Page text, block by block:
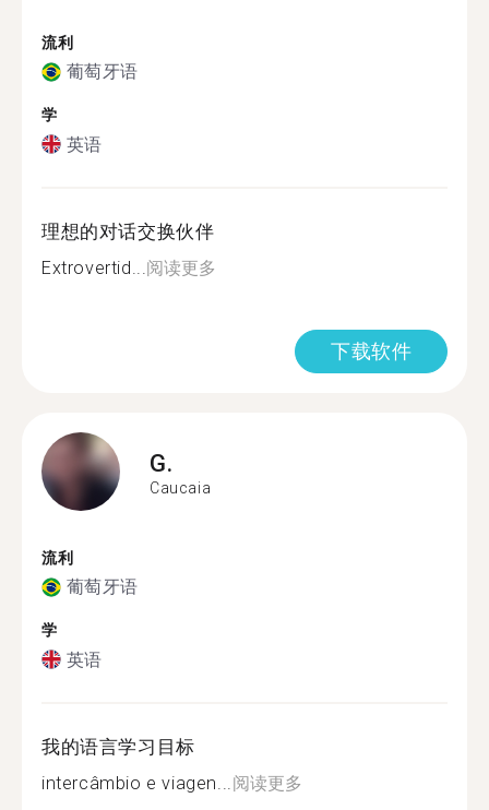
流利
葡萄牙语
学
英语
理想的对话交换伙伴
Extrovertid... 阅读更多
下载软件
G.
Caucaia
流利
葡萄牙语
学
英语
我的语言学习目标
intercâmbio e viagen... 阅读更多